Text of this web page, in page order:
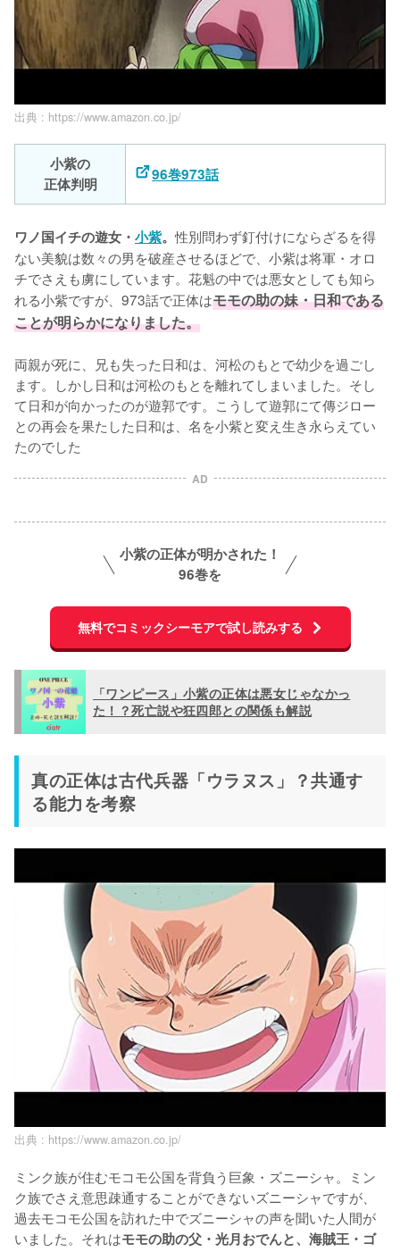
出典 : https://www.amazon.co.jp/
小紫の
正体判明
96巻973話
ワノ国イチの遊女・ 小紫。性別問わず釘付けにならざるを得
ない美貌は数々の男を破産させるほどで、小紫は将軍・オロ
チでさえも虜にしています。花魁の中では悪女としても知ら
れる小紫ですが、973話で正体はモモの助の妹・日和である
ことが明らかになりました。
両親が死に、兄も失った日和は、河松のもとで幼少を過ごし
ます。しかし日和は河松のもとを離れてしまいました。そし
て日和が向かったのが遊郭です。こうして遊郭にて傳ジロー
との再会を果たした日和は、名を小紫と変え生き永らえてい
たのでした
AD
小紫の正体が明かされた！
96巻を
無料でコミックシーモアで試し読みする
「ワンピース」小紫の正体は悪女じゃなかっ
た！？死亡説や狂四郎との関係も解説
真の正体は古代兵器「ウラヌス」？共通す
る能力を考察
出典 : https://www.amazon.co.jp/
ミンク族が住むモコモ公国を背負う巨象・ズニーシャ。ミン
ク族でさえ意思疎通することができないズニーシャですが、
過去モコモ公国を訪れた中でズニーシャの声を聞いた人間が
いました。それはモモの助の父・光月おでんと、海賊王・ゴ